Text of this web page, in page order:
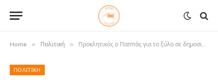
Home » Πολιτική » Προκλητικός ο Παππάς για το ξύλο σε δημοσιογράφο το βράδυ της Τρίτης 16/12: Σήκωσα το χέρι μου αλλά δεν έχει κάποιο σημάδι, είπα «κοίταξε πώς είμαι εγώ και πώς είναι αυτός»
ΠΟΛΙΤΙΚΉ